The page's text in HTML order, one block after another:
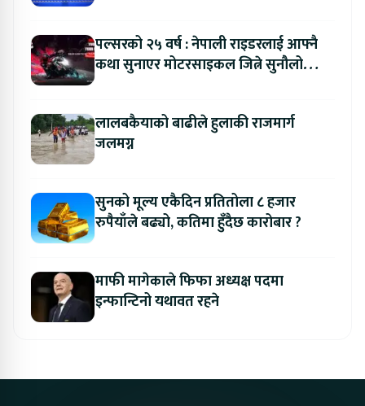
पल्सरको २५ वर्ष : नेपाली राइडरलाई आफ्नै
कथा सुनाएर मोटरसाइकल जित्ने सुनौलो
लालबकैयाको बाढीले हुलाकी राजमार्ग
जलमग्न
सुनको मूल्य एकैदिन प्रतितोला ८ हजार
रुपैयाँले बढ्यो, कतिमा हुँदैछ कारोबार ?
माफी मागेकाले फिफा अध्यक्ष पदमा
इन्फान्टिनो यथावत रहने